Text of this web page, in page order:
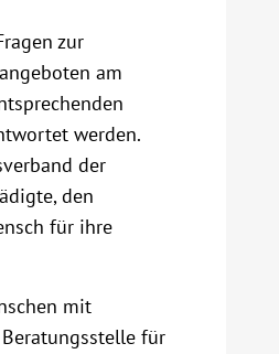
zur
am
werden.
der
den
für ihre
mit
Beratungsstelle für